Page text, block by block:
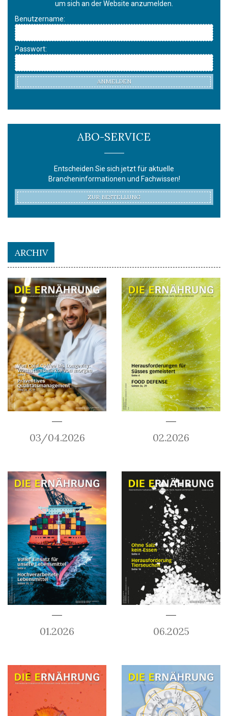
um sich an der Website anzumelden.
Benutzername:
Passwort:
ANMELDEN
ABO-SERVICE
Entscheiden Sie sich jetzt für aktuelle
Brancheninformationen und Fachwissen!
ZUR BESTELLUNG
ARCHIV
03/04.2026 02.2026
01.2026 06.2025